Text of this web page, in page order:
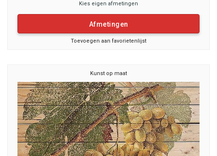
Kies eigen afmetingen
Afmetingen
Toevoegen aan favorietenlijst
Kunst op maat